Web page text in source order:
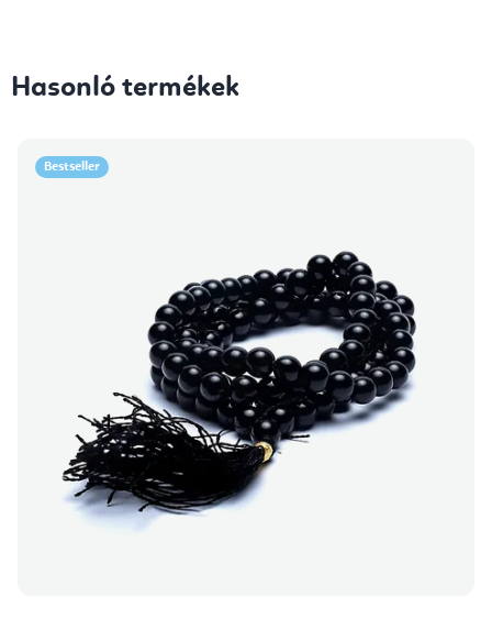
Hasonló termékek
Bestseller